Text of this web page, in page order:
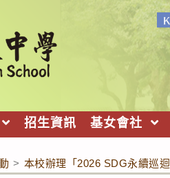
招生資訊 基女會社
> 本校辦理「2026 SDG永續巡